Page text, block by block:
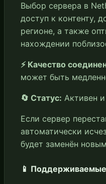
Выбор сервера в
доступ к контенту,
регионе, а также
нахождении
⚡ Качество
может быть
🔄 Статус: Активен
Если сервер
автоматически
будет заменён
📱